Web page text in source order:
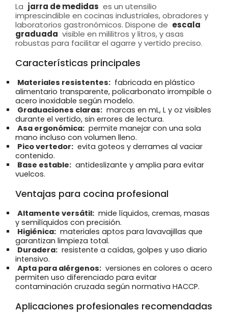
La jarra de medidas es un utensilio
imprescindible en cocinas industriales, obradores y
laboratorios gastronómicos. Dispone de escala
graduada visible en mililitros y litros, y asas
robustas para facilitar el agarre y vertido preciso.
Características principales
Materiales resistentes: fabricada en plástico
alimentario transparente, policarbonato irrompible o
acero inoxidable según modelo.
Graduaciones claras: marcas en mL, L y oz visibles
durante el vertido, sin errores de lectura.
Asa ergonómica: permite manejar con una sola
mano incluso con volumen lleno.
Pico vertedor: evita goteos y derrames al vaciar
contenido.
Base estable: antideslizante y amplia para evitar
vuelcos.
Ventajas para cocina profesional
Altamente versátil: mide líquidos, cremas, masas
y semilíquidos con precisión.
Higiénica: materiales aptos para lavavajillas que
garantizan limpieza total.
Duradera: resistente a caídas, golpes y uso diario
intensivo.
Apta para alérgenos: versiones en colores o acero
permiten uso diferenciado para evitar
contaminación cruzada según normativa HACCP.
Aplicaciones profesionales recomendadas